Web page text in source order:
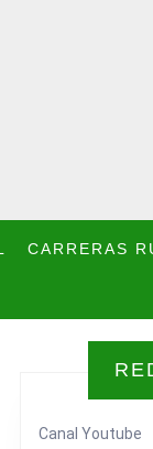
CARRERAS
Canal Youtube